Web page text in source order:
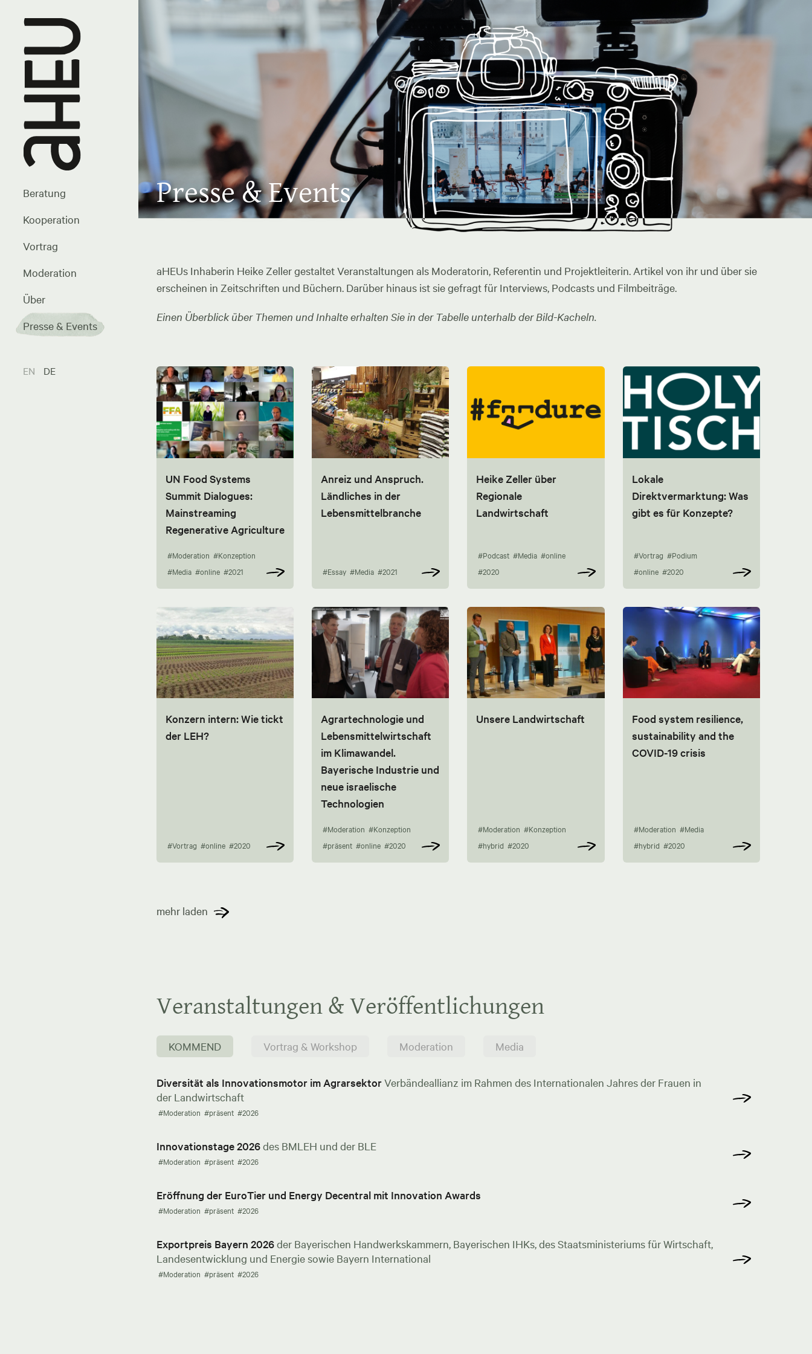
Beratung
Kooperation
Vortrag
Moderation
Über
Presse & Events
EN DE
Presse & Events
aHEUs Inhaberin Heike Zeller gestaltet Veranstaltungen als Moderatorin, Referentin und Projektleiterin. Artikel von ihr und über sie
erscheinen in Zeitschriften und Büchern. Darüber hinaus ist sie gefragt für Interviews, Podcasts und Filmbeiträge.
Einen Überblick über Themen und Inhalte erhalten Sie in der Tabelle unterhalb der Bild-Kacheln.
UN Food Systems
Summit Dialogues:
Mainstreaming
Regenerative Agriculture
#Moderation #Konzeption
#Media #online #2021
Anreiz und Anspruch.
Ländliches in der
Lebensmittelbranche
#Essay #Media #2021
Heike Zeller über
Regionale
Landwirtschaft
#Podcast #Media #online
#2020
Lokale
Direktvermarktung: Was
gibt es für Konzepte?
#Vortrag #Podium
#online #2020
Konzern intern: Wie tickt
der LEH?
#Vortrag #online #2020
Agrartechnologie und
Lebensmittelwirtschaft
im Klimawandel.
Bayerische Industrie und
neue israelische
Technologien
#Moderation #Konzeption
#präsent #online #2020
Unsere Landwirtschaft
#Moderation #Konzeption
#hybrid #2020
Food system resilience,
sustainability and the
COVID-19 crisis
#Moderation #Media
#hybrid #2020
mehr laden
Veranstaltungen & Veröffentlichungen
KOMMEND Vortrag & Workshop Moderation Media
Diversität als Innovationsmotor im AgrarsektorVerbändeallianz im Rahmen des Internationalen Jahres der Frauen in
der Landwirtschaft
#Moderation #präsent #2026
Innovationstage 2026des BMLEH und der BLE
#Moderation #präsent #2026
Eröffnung der EuroTier und Energy Decentral mit Innovation Awards
#Moderation #präsent #2026
Exportpreis Bayern 2026der Bayerischen Handwerkskammern, Bayerischen IHKs, des Staatsministeriums für Wirtschaft,
Landesentwicklung und Energie sowie Bayern International
#Moderation #präsent #2026